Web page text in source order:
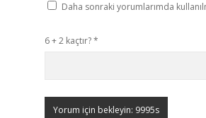
Daha sonraki yorumlarımda
6 + 2 kaçtır?*